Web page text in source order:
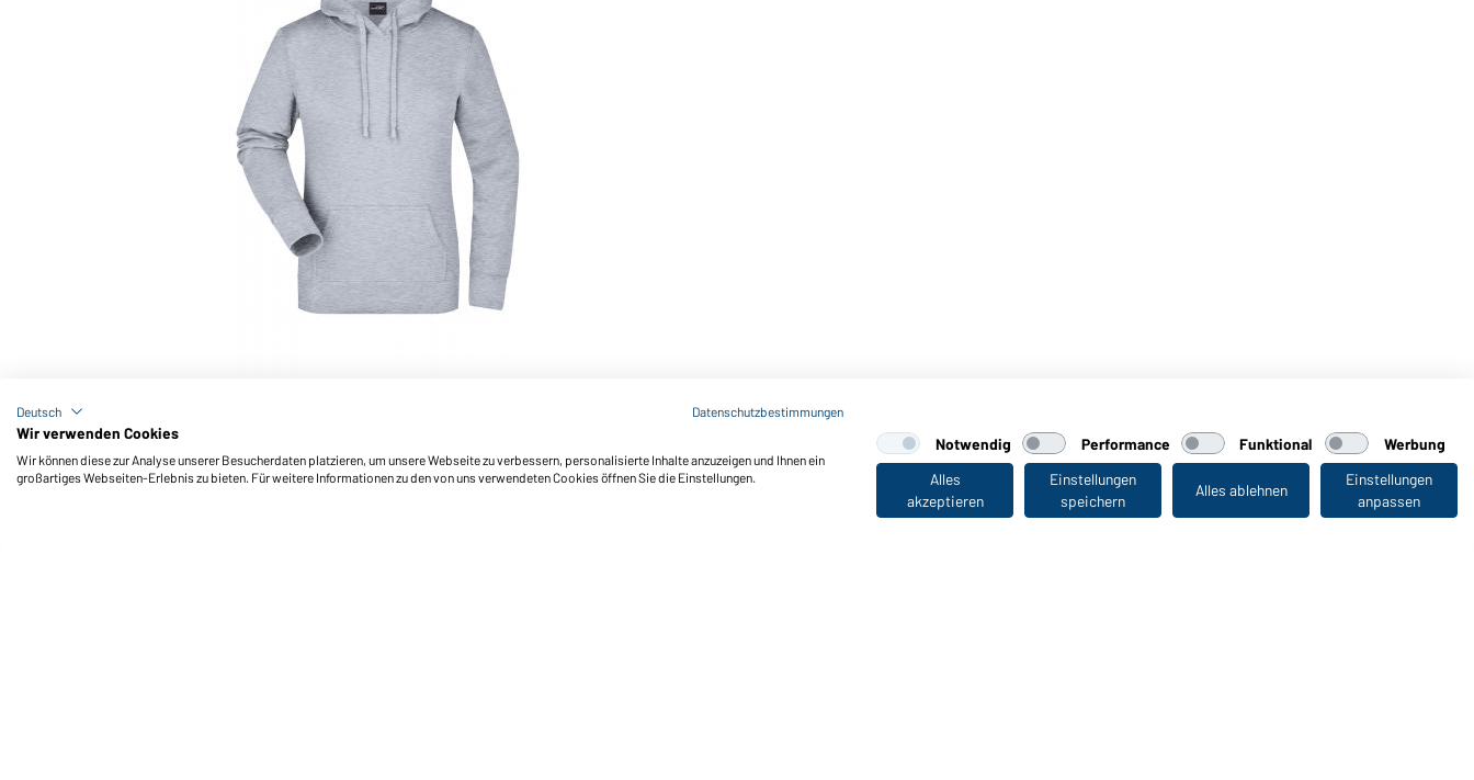
Ladies' Hooded Sweat (grey-heather)
Zuletzt angesehen
Deutsch Datenschutzbestimmungen
Wir verwenden Cookies
Wir können diese zur Analyse unserer Besucherdaten platzieren, um unsere Webseite zu verbessern, personalisierte Inhalte anzuzeigen und Ihnen ein
großartiges Webseiten-Erlebnis zu bieten. Für weitere Informationen zu den von uns verwendeten Cookies öffnen Sie die Einstellungen.
Notwendig Performance Funktional
Werbung
Alles
akzeptieren
Einstellungen
speichern
Alles ablehnen
Einstellungen
anpassen